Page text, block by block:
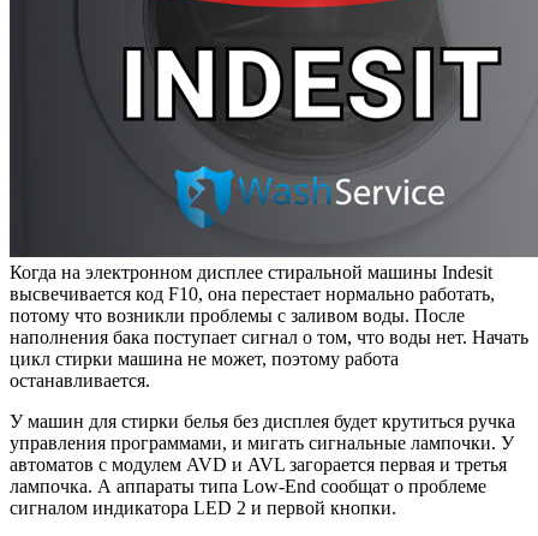
Когда на электронном дисплее стиральной машины Indesit
высвечивается код F10, она перестает нормально работать,
потому что возникли проблемы с заливом воды. После
наполнения бака поступает сигнал о том, что воды нет. Начать
цикл стирки машина не может, поэтому работа
останавливается.
У машин для стирки белья без дисплея будет крутиться ручка
управления программами, и мигать сигнальные лампочки. У
автоматов с модулем AVD и AVL загорается первая и третья
лампочка. А аппараты типа Low-End сообщат о проблеме
сигналом индикатора LED 2 и первой кнопки.